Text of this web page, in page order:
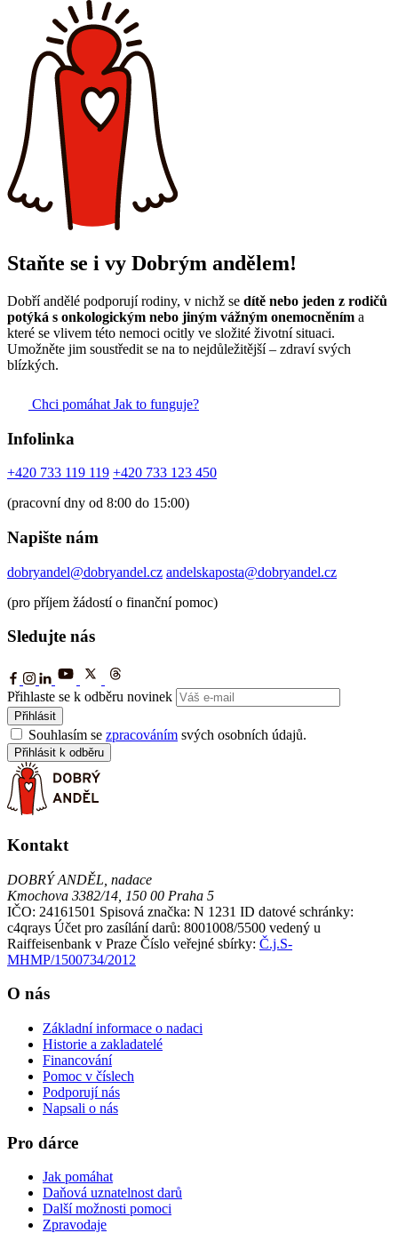
Staňte se i vy Dobrým andělem!
Dobří andělé podporují rodiny, v nichž se dítě nebo jeden z rodičů
potýká s onkologickým nebo jiným vážným onemocněním a
které se vlivem této nemoci ocitly ve složité životní situaci.
Umožněte jim soustředit se na to nejdůležitější – zdraví svých
blízkých.
Chci pomáhat Jak to funguje?
Infolinka
+420 733 119 119 +420 733 123 450
(pracovní dny od 8:00 do 15:00)
Napište nám
dobryandel@dobryandel.cz andelskaposta@dobryandel.cz
(pro příjem žádostí o finanční pomoc)
Sledujte nás
Přihlaste se k odběru novinek
Přihlásit
Souhlasím se zpracováním svých osobních údajů.
Přihlásit k odběru
Kontakt
DOBRÝ ANDĚL, nadace
Kmochova 3382/14, 150 00 Praha 5
IČO: 24161501 Spisová značka: N 1231 ID datové schránky:
c4qrays Účet pro zasílání darů: 8001008/5500 vedený u
Raiffeisenbank v Praze Číslo veřejné sbírky: Č.j.S-
MHMP/1500734/2012
O nás
Základní informace o nadaci
Historie a zakladatelé
Financování
Pomoc v číslech
Podporují nás
Napsali o nás
Pro dárce
Jak pomáhat
Daňová uznatelnost darů
Další možnosti pomoci
Zpravodaje